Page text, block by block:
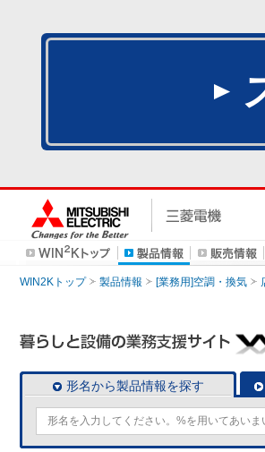
WIN2Kトップ 製品情報 [業務用]空調・換気
形名から製品情報を探す